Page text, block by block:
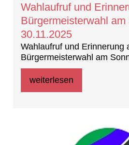
Wahlaufruf und
Bürgermeisterwahl am
30.11.2025
Wahlaufruf und Erinnerung
Bürgermeisterwahl am
weiterlesen